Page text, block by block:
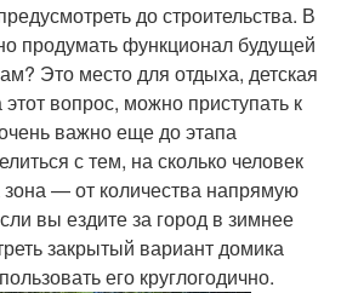
до строительства. В
продумать функционал будущей
Это место для отдыха, детская
вопрос, можно приступать к
важно еще до этапа
с тем, на сколько человек
зона — от количества напрямую
вы ездите за город в зимнее
закрытый вариант домика
его круглогодично.